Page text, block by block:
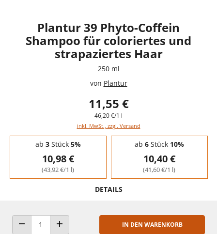
Plantur 39 Phyto-Coffein
Shampoo für coloriertes und
strapaziertes Haar
250 ml
von Plantur
11,55 €
46,20 €/1 l
inkl. MwSt., zzgl. Versand
Staffelpreise - Mengenrabatt
ab 3Stück 5%
10,98 €
(43,92 €/1 l)
ab 6Stück 10%
10,40 €
(41,60 €/1 l)
DETAILS
IN DEN WARENKORB